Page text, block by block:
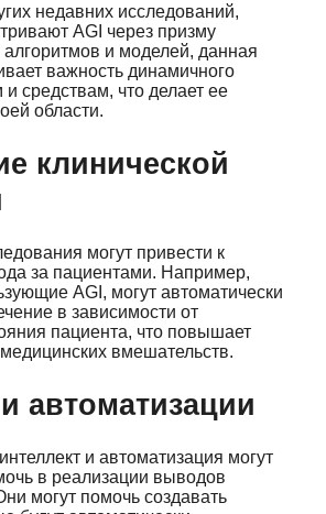
недавних исследований,
AGI через призму
и моделей, данная
важность динамичного
средствам, что делает ее
области.
клинической
могут привести к
за пациентами. Например,
AGI, могут автоматически
в зависимости от
пациента, что повышает
вмешательств.
автоматизации
и автоматизация могут
в реализации выводов
могут помочь создавать